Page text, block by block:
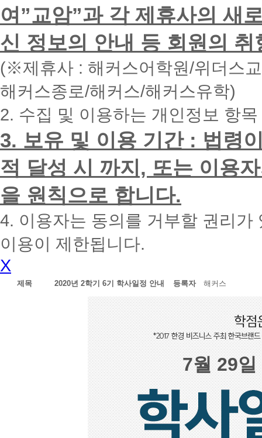
시
면
빠
른
간
내
에
화
드
리
겠
습
니
다.
여”교암”과 각 제휴사의 새
신 정보의 안내 등 회원의
(※제휴사 : 해커스어학원/위더스
해커스종로/해커스/해커스유학)
2. 수집 및 이용하는 개인정보 항
3. 보유 및 이용 기간 : 법령
적 달성 시 까지, 또는 이용
을 원칙으로 합니다.
4. 이용자는 동의를 거부할 권리
이용이 제한됩니다.
X
제목 2020년 2학기 6기 학사일정 안내 등록자 해커스